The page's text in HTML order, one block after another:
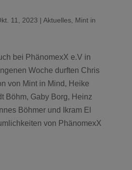
11, 2023 | Aktuelles, Mint in
bei PhänomexX e.V in
Woche durften Chris
von Mint in Mind, Heike
Böhm, Gaby Borg, Heinz
Böhmer und Ikram El
von PhänomexX